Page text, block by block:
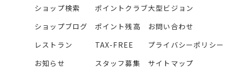
ショップ検索
ショップブログ
レストラン
お知らせ
ポイントクラブ
ポイント残高
TAX-FREE
スタッフ募集
大型ビジョン
お問い合わせ
プライバシーポリシー
サイトマップ